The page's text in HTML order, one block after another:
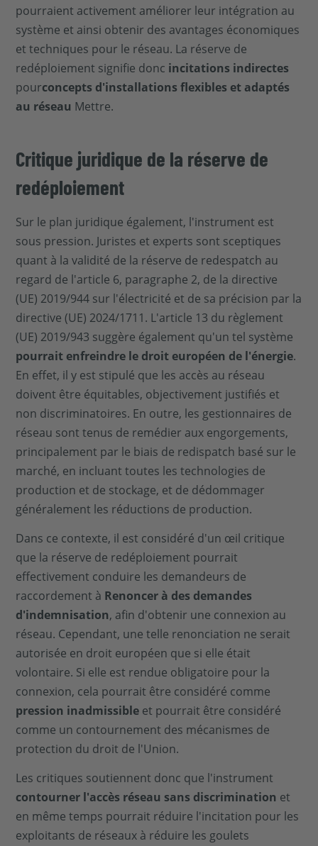
pourraient activement améliorer leur intégration au
système et ainsi obtenir des avantages économiques
et techniques pour le réseau. La réserve de
redéploiement signifie donc incitations indirectes
pourconcepts d'installations flexibles et adaptés
au réseau Mettre.
Critique juridique de la réserve de
redéploiement
Sur le plan juridique également, l'instrument est
sous pression. Juristes et experts sont sceptiques
quant à la validité de la réserve de redespatch au
regard de l'article 6, paragraphe 2, de la directive
(UE) 2019/944 sur l'électricité et de sa précision par la
directive (UE) 2024/1711. L'article 13 du règlement
(UE) 2019/943 suggère également qu'un tel système
pourrait enfreindre le droit européen de l'énergie.
En effet, il y est stipulé que les accès au réseau
doivent être équitables, objectivement justifiés et
non discriminatoires. En outre, les gestionnaires de
réseau sont tenus de remédier aux engorgements,
principalement par le biais de redispatch basé sur le
marché, en incluant toutes les technologies de
production et de stockage, et de dédommager
généralement les réductions de production.
Dans ce contexte, il est considéré d'un œil critique
que la réserve de redéploiement pourrait
effectivement conduire les demandeurs de
raccordement à Renoncer à des demandes
d'indemnisation, afin d'obtenir une connexion au
réseau. Cependant, une telle renonciation ne serait
autorisée en droit européen que si elle était
volontaire. Si elle est rendue obligatoire pour la
connexion, cela pourrait être considéré comme
pression inadmissible et pourrait être considéré
comme un contournement des mécanismes de
protection du droit de l'Union.
Les critiques soutiennent donc que l'instrument
contourner l'accès réseau sans discrimination et
en même temps pourrait réduire l'incitation pour les
exploitants de réseaux à réduire les goulets